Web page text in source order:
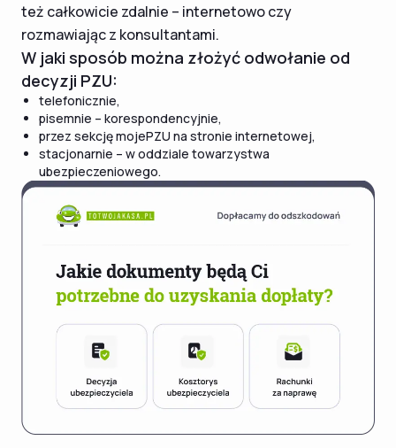
też całkowicie zdalnie – internetowo czy
rozmawiając z konsultantami.
W jaki sposób można złożyć odwołanie od
decyzji PZU:
telefonicznie,
pisemnie – korespondencyjnie,
przez sekcję mojePZU na stronie internetowej,
stacjonarnie – w oddziale towarzystwa
ubezpieczeniowego.